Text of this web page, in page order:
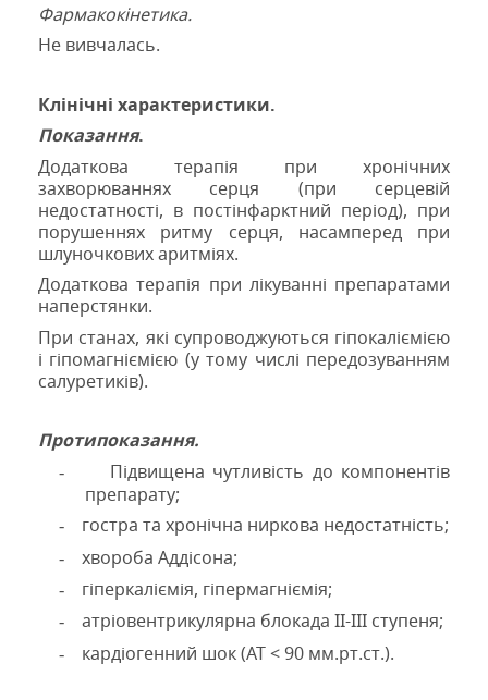
Фармакокінетика.
Не вивчалась.
Клінічні характеристики.
Показання.
Додаткова терапія при хронічних
захворюваннях серця (при серцевій
недостатності, в постінфарктний період), при
порушеннях ритму серця, насамперед при
шлуночкових аритміях.
Додаткова терапія при лікуванні препаратами
наперстянки.
При станах, які супроводжуються гіпокаліємією
і гіпомагніємією (у тому числі передозуванням
салуретиків).
Протипоказання.
-
Підвищена чутливість до компонентів
препарату;
- гостра та хронічна ниркова недостатність;
- хвороба Аддісона;
- гіперкаліємія, гіпермагніємія;
- атріовентрикулярна блокада ІІ-ІІІ ступеня;
- кардіогенний шок (АТ <90 мм.рт.ст.).